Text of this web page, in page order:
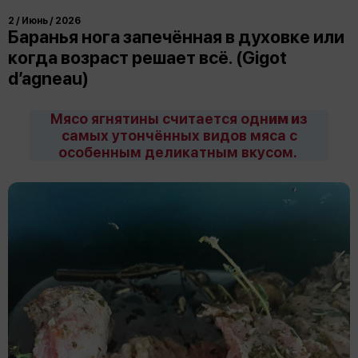
Баранья нога запечённая в духовке или
когда возраст решает всё. (Gigot
d’agneau)
2 / Июнь / 2026
Мясо ягнятины считается одним из
самых утончённых видов мяса с
особенным деликатным вкусом.